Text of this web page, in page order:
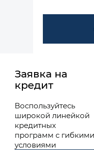
Заявка на
кредит
Воспользуйтесь
широкой линейкой
кредитных
программ с гибкими
условиями